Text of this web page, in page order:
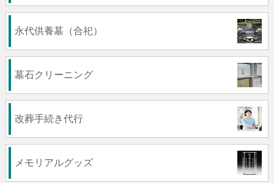
永代供養墓（合祀）
墓石クリーニング
改葬手続き代行
メモリアルグッズ